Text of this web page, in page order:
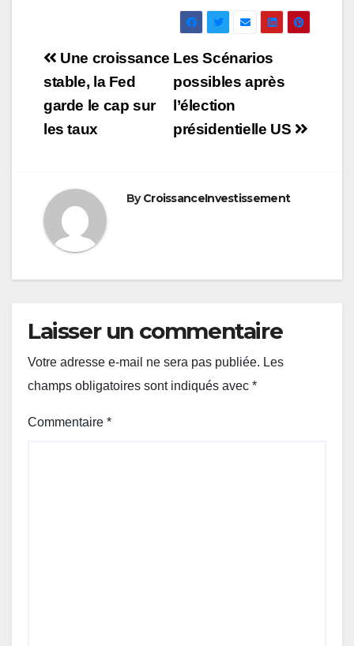
Navigation
de
l’article
Les Scénarios
possibles après
l’élection
présidentielle US
Une croissance
stable, la Fed
garde le cap sur
les taux
ByCroissanceInvestissement
Laisser un commentaire
Votre adresse e-mail ne sera pas publiée. Les
champs obligatoires sont indiqués avec *
Commentaire *